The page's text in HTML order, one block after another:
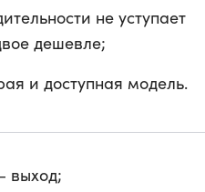
не уступает
дешевле;
и доступная модель.
выход;